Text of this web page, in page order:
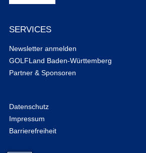
SERVICES
Newsletter anmelden
GOLFLand Baden-Württemberg
Partner & Sponsoren
Datenschutz
Impressum
Barrierefreiheit